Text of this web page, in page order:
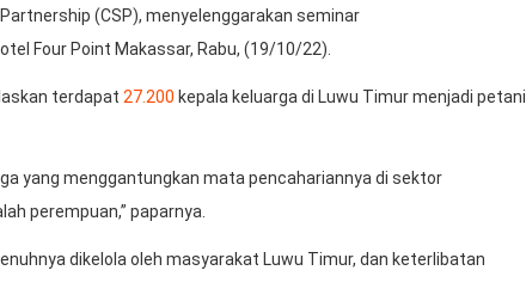
(CSP), menyelenggarakan seminar
Four Point Makassar, Rabu, (19/10/22).
terdapat 27.200 kepala keluarga di Luwu Timur menjadi petani
yang menggantungkan mata pencahariannya di sektor
perempuan,” paparnya.
dikelola oleh masyarakat Luwu Timur, dan keterlibatan